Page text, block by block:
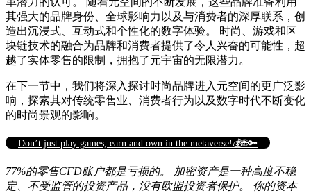
其强大的品牌身份、全球影响力以及与消费者的深厚联系，创
造出沉浸式、互动式和个性化的数字体验。 时尚、游戏和区
块链技术的融合为品牌和消费者提供了令人兴奋的可能性，超
越了实体零售的限制，拥抱了元宇宙的无限潜力。
在下一节中，我们将深入探讨时尚品牌进入元空间的更广泛影
响，探索其对传统零售业、消费者行为以及数字时代不断变化
的时尚景观的影响。
Don’t just play games, earn and own in the metaverse!💰🌐🔑
77%的零售CFD账户都是亏损的。 加密资产是一种高度不稳
定、不受监管的投资产品，没有欧盟投资者保护。 你的资本